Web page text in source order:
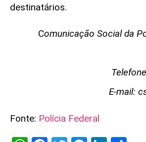
destinatários.
Comunicação Social da
E-mail:
Fonte: Polícia Federal